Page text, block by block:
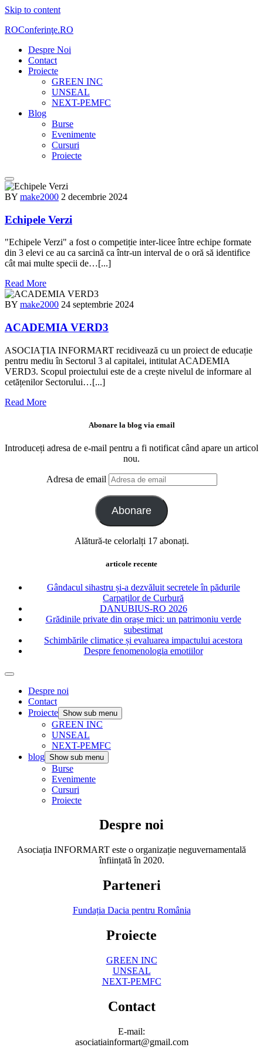
Skip to content
ROConferinţe.RO
Despre Noi
Contact
Proiecte
GREEN INC
UNSEAL
NEXT-PEMFC
Blog
Burse
Evenimente
Cursuri
Proiecte
BY make2000 2 decembrie 2024
Echipele Verzi
"Echipele Verzi" a fost o competiție inter-licee între echipe formate
din 3 elevi ce au ca sarcină ca într-un interval de o oră să identifice
cât mai multe specii de…[...]
Read More
BY make2000 24 septembrie 2024
ACADEMIA VERD3
ASOCIAȚIA INFORMART recidivează cu un proiect de educație
pentru mediu în Sectorul 3 al capitalei, intitulat ACADEMIA
VERD3. Scopul proiectului este de a crește nivelul de informare al
cetățenilor Sectorului…[...]
Read More
Abonare la blog via email
Introduceți adresa de e-mail pentru a fi notificat când apare un articol
nou.
Adresa de email
Abonare
Alătură-te celorlalți 17 abonați.
articole recente
Gândacul sihastru și-a dezvăluit secretele în pădurile
Carpaților de Curbură
DANUBIUS-RO 2026
Grădinile private din orașe mici: un patrimoniu verde
subestimat
Schimbările climatice și evaluarea impactului acestora
Despre fenomenologia emotiilor
Despre noi
Contact
Proiecte Show sub menu
GREEN INC
UNSEAL
NEXT-PEMFC
blog Show sub menu
Burse
Evenimente
Cursuri
Proiecte
Despre noi
Asociația INFORMART este o organizație neguvernamentală
înființată în 2020.
Parteneri
Fundația Dacia pentru România
Proiecte
GREEN INC
UNSEAL
NEXT-PEMFC
Contact
E-mail:
asociatiainformart@gmail.com